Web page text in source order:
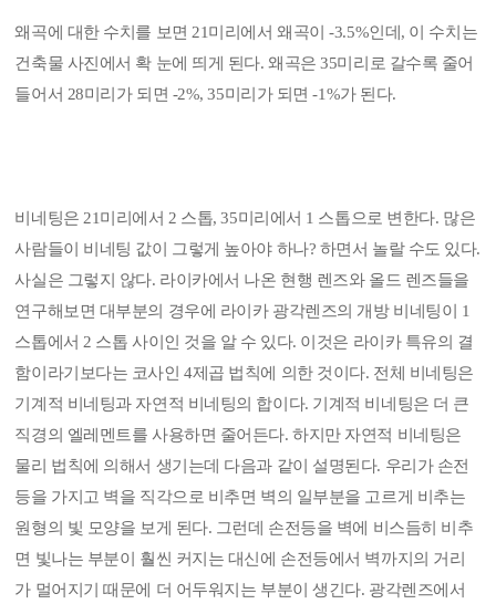
왜곡에 대한 수치를 보면 21미리에서 왜곡이 -3.5%인데, 이 수치는
건축물 사진에서 확 눈에 띄게 된다. 왜곡은 35미리로 갈수록 줄어
들어서 28미리가 되면 -2%, 35미리가 되면 -1%가 된다.
비네팅은 21미리에서 2 스톱, 35미리에서 1 스톱으로 변한다. 많은
사람들이 비네팅 값이 그렇게 높아야 하나? 하면서 놀랄 수도 있다.
사실은 그렇지 않다. 라이카에서 나온 현행 렌즈와 올드 렌즈들을
연구해보면 대부분의 경우에 라이카 광각렌즈의 개방 비네팅이 1
스톱에서 2 스톱 사이인 것을 알 수 있다. 이것은 라이카 특유의 결
함이라기보다는 코사인 4제곱 법칙에 의한 것이다. 전체 비네팅은
기계적 비네팅과 자연적 비네팅의 합이다. 기계적 비네팅은 더 큰
직경의 엘레멘트를 사용하면 줄어든다. 하지만 자연적 비네팅은
물리 법칙에 의해서 생기는데 다음과 같이 설명된다. 우리가 손전
등을 가지고 벽을 직각으로 비추면 벽의 일부분을 고르게 비추는
원형의 빛 모양을 보게 된다. 그런데 손전등을 벽에 비스듬히 비추
면 빛나는 부분이 훨씬 커지는 대신에 손전등에서 벽까지의 거리
가 멀어지기 때문에 더 어두워지는 부분이 생긴다. 광각렌즈에서